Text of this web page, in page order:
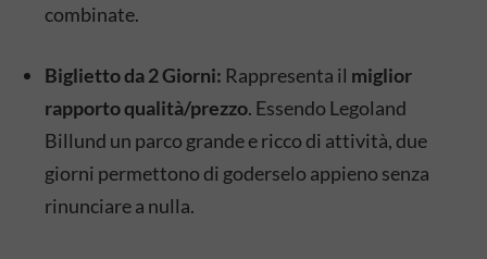
combinate.
Biglietto da 2 Giorni: Rappresenta il miglior
rapporto qualità/prezzo. Essendo Legoland
Billund un parco grande e ricco di attività, due
giorni permettono di goderselo appieno senza
rinunciare a nulla.